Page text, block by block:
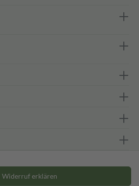
Widerruf erklären